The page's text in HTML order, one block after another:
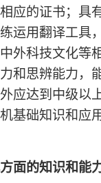
应的证书；具
运用翻译工具
外科技文化等
和思辨能力，
应达到中级以
基础知识和应
面的知识和能